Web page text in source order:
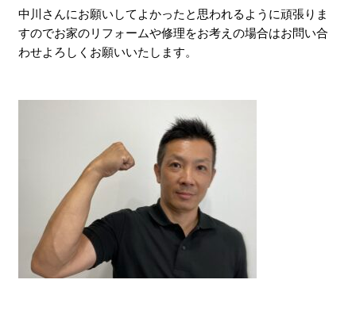
中川さんにお願いしてよかったと思われるように頑張りま
すのでお家のリフォームや修理をお考えの場合はお問い合
わせよろしくお願いいたします。